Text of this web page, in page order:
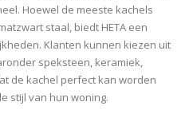
Hoewel de meeste kachels
staal, biedt HETA een
Klanten kunnen kiezen uit
speksteen, keramiek,
de kachel perfect kan worden
stijl van hun woning.